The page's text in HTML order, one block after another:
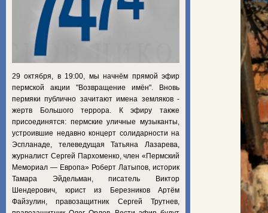
29 октября, в 19:00, мы начнём прямой эфир
пермской акции "Возвращение имён". Вновь
пермяки публично зачитают имена земляков -
жертв Большого террора. К эфиру также
присоединятся: пермские уличные музыканты,
устроившие недавно концерт солидарности на
Эспланаде, телеведущая Татьяна Лазарева,
журналист Сергей Пархоменко, член «Пермский
Мемориал — Европа» Роберт Латыпов, историк
Тамара Эйдельман, писатель Виктор
Шендерович, юрист из Березников Артём
Файзулин, правозащитник Сергей Трутнев,